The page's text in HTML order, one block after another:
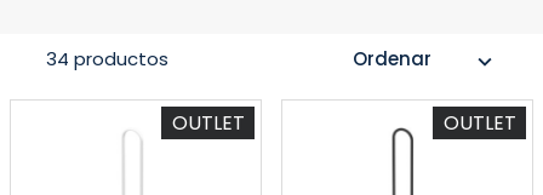
Ordenar expand_more
34 productos
OUTLET OUTLET